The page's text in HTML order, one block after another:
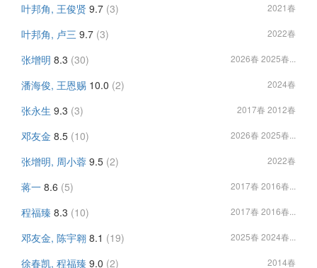
叶邦角, 王俊贤 9.7 (3) 2021春
叶邦角, 卢三 9.7 (3) 2022春
张增明 8.3 (30) 2026春 2025春...
潘海俊, 王恩赐 10.0 (2) 2024春
张永生 9.3 (3) 2017春 2012春
邓友金 8.5 (10) 2026春 2025春...
张增明, 周小蓉 9.5 (2) 2022春
蒋一 8.6 (5) 2017春 2016春...
程福臻 8.3 (10) 2017春 2016春...
邓友金, 陈宇翱 8.1 (19) 2025春 2024春...
徐春凯, 程福臻 9.0 (2) 2014春